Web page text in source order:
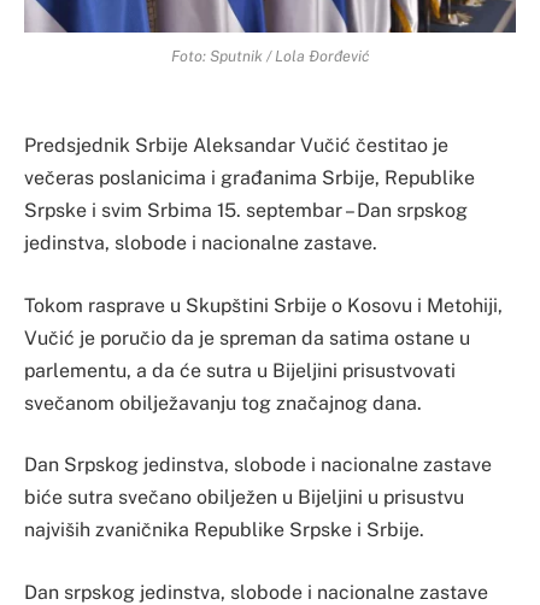
Foto: Sputnik / Lola Đorđević
Predsjednik Srbije Aleksandar Vučić čestitao je
večeras poslanicima i građanima Srbije, Republike
Srpske i svim Srbima 15. septembar – Dan srpskog
jedinstva, slobode i nacionalne zastave.
Tokom rasprave u Skupštini Srbije o Kosovu i Metohiji,
Vučić je poručio da je spreman da satima ostane u
parlementu, a da će sutra u Bijeljini prisustvovati
svečanom obilježavanju tog značajnog dana.
Dan Srpskog jedinstva, slobode i nacionalne zastave
biće sutra svečano obilježen u Bijeljini u prisustvu
najviših zvaničnika Republike Srpske i Srbije.
Dan srpskog jedinstva, slobode i nacionalne zastave